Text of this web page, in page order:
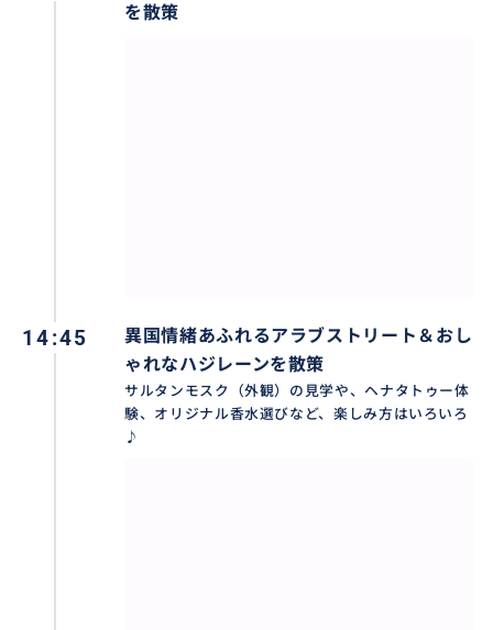
を散策
14:45
異国情緒あふれるアラブストリート＆おし
ゃれなハジレーンを散策
サルタンモスク（外観）の見学や、ヘナタトゥー体
験、オリジナル香水選びなど、楽しみ方はいろいろ
♪